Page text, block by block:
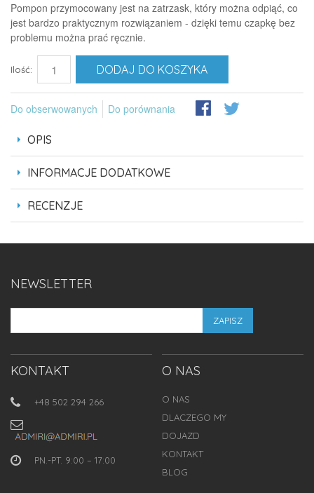
Pompon przymocowany jest na zatrzask, który można odpiąć, co
jest bardzo praktycznym rozwiązaniem - dzięki temu czapkę bez
problemu można prać ręcznie.
Ilość: DODAJ DO KOSZYKA
Do obserwowanych Do porównania
OPIS
INFORMACJE DODATKOWE
RECENZJE
NEWSLETTER
ZAPISZ
KONTAKT
+48 502 294 266
PN.-PT. 9:00 – 17:00
O NAS
O NAS
DLACZEGO MY
DOJAZD
KONTAKT
BLOG